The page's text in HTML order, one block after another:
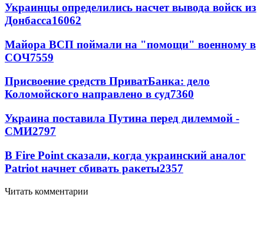
Украинцы определились насчет вывода войск из
Донбасса16062
Майора ВСП поймали на "помощи" военному в
СОЧ7559
Присвоение средств ПриватБанка: дело
Коломойского направлено в суд7360
Украина поставила Путина перед дилеммой -
СМИ2797
В Fire Point сказали, когда украинский аналог
Patriot начнет сбивать ракеты2357
Читать комментарии